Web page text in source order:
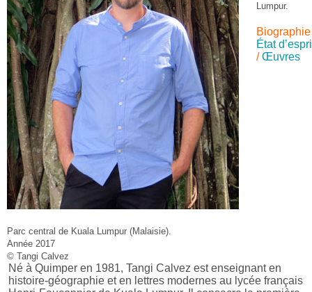
Parc central de Kuala Lumpur (Malaisie).
Année 2017
© Tangi Calvez
Lumpur.
Biographie
État
/Œuvres
Né à Quimper en 1981, Tangi Calvez est enseignant en
histoire-géographie et en lettres modernes au lycée français